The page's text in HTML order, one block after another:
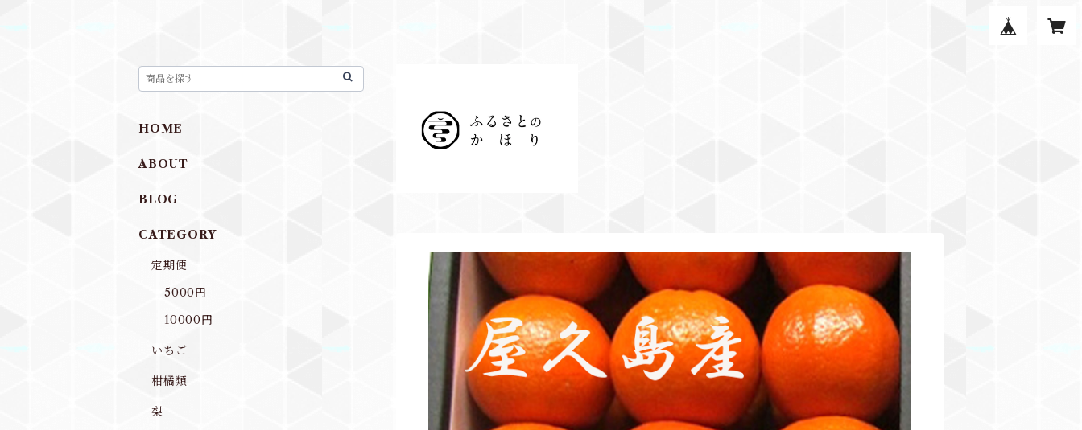
HOME
ABOUT
BLOG
CATEGORY
定期便
5000円
10000円
いちご
柑橘類
梨